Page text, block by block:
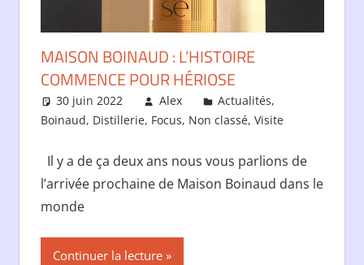
MAISON BOINAUD : L’HISTOIRE
COMMENCE POUR HÉRIOSE
30 juin 2022 Alex Actualités,
Boinaud, Distillerie, Focus, Non classé, Visite
Il y a de ça deux ans nous vous parlions de
l’arrivée prochaine de Maison Boinaud dans le
monde
Continuer la lecture